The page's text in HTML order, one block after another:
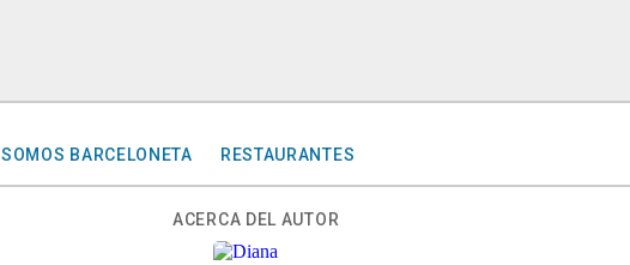
SOMOS BARCELONETA RESTAURANTES
ACERCA DEL AUTOR